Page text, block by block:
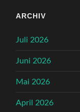
ARCHIV
Juli 2026
Juni 2026
Mai 2026
April 2026